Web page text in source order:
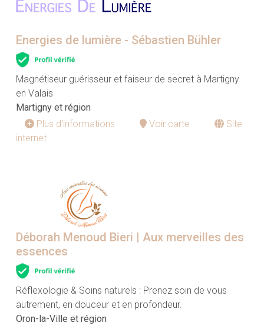
Energies de lumière - Sébastien Bühler
Magnétiseur guérisseur et faiseur de secret à Martigny
en Valais
Martigny et région
Plus d'informations
Voir carte
Site
internet
Déborah Menoud Bieri | Aux merveilles des
essences
Réflexologie & Soins naturels : Prenez soin de vous
autrement, en douceur et en profondeur.
Oron-la-Ville et région